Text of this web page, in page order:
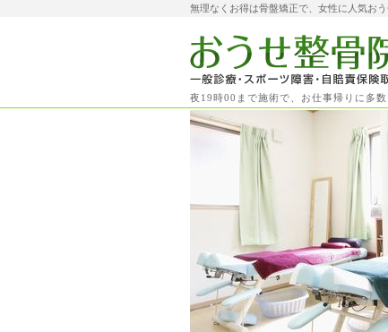
無理なくお得は骨盤矯正で、女性に人気お
夜19時00まで施術で、お仕事帰りに多数